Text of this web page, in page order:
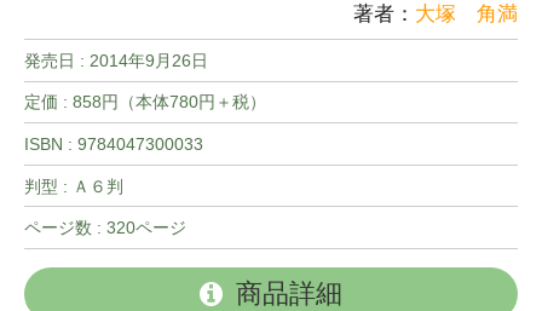
著者： 大塚 角満
発売日 : 2014年9月26日
定価 : 858円（本体780円＋税）
ISBN : 9784047300033
判型 : Ａ６判
ページ数 : 320ページ
商品詳細